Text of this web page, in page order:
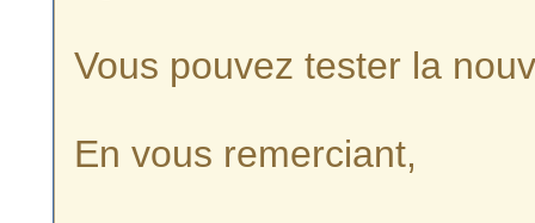
Vous pouvez tester la
En vous remerciant,